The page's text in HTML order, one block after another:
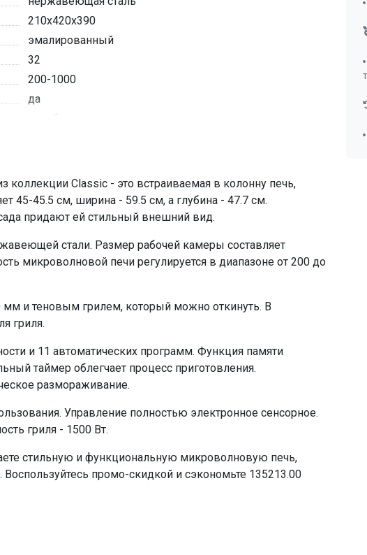
210х420х390
эмалированный
32
200-1000
да
11 автоматических
1500
есть
да
автоматическое
есть
полностью электронное сенсорное
=135213.00
коллекции Classic - это встраиваемая в колонну печь,
45-45.5 см, ширина - 59.5 см, а глубина - 47.7 см.
придают ей стильный внешний вид.
стали. Размер рабочей камеры составляет
микроволновой печи регулируется в диапазоне от 200 до
и теновым грилем, который можно откинуть. В
гриля.
и 11 автоматических программ. Функция памяти
таймер облегчает процесс приготовления.
размораживание.
Управление полностью электронное сенсорное.
гриля - 1500 Вт.
стильную и функциональную микроволновую печь,
промо-скидкой и сэкономьте 135213.00